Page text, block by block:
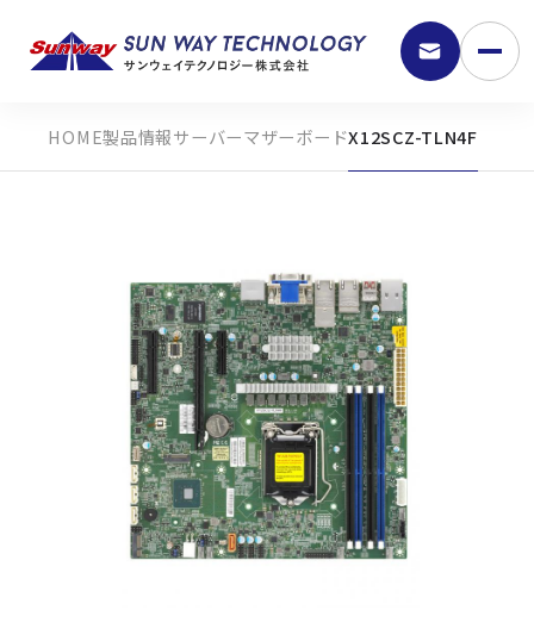
9:30 - 18:00
弊社の強み
製品検索
製品情報サーバーマザーボードX12SCZ-TLN4F